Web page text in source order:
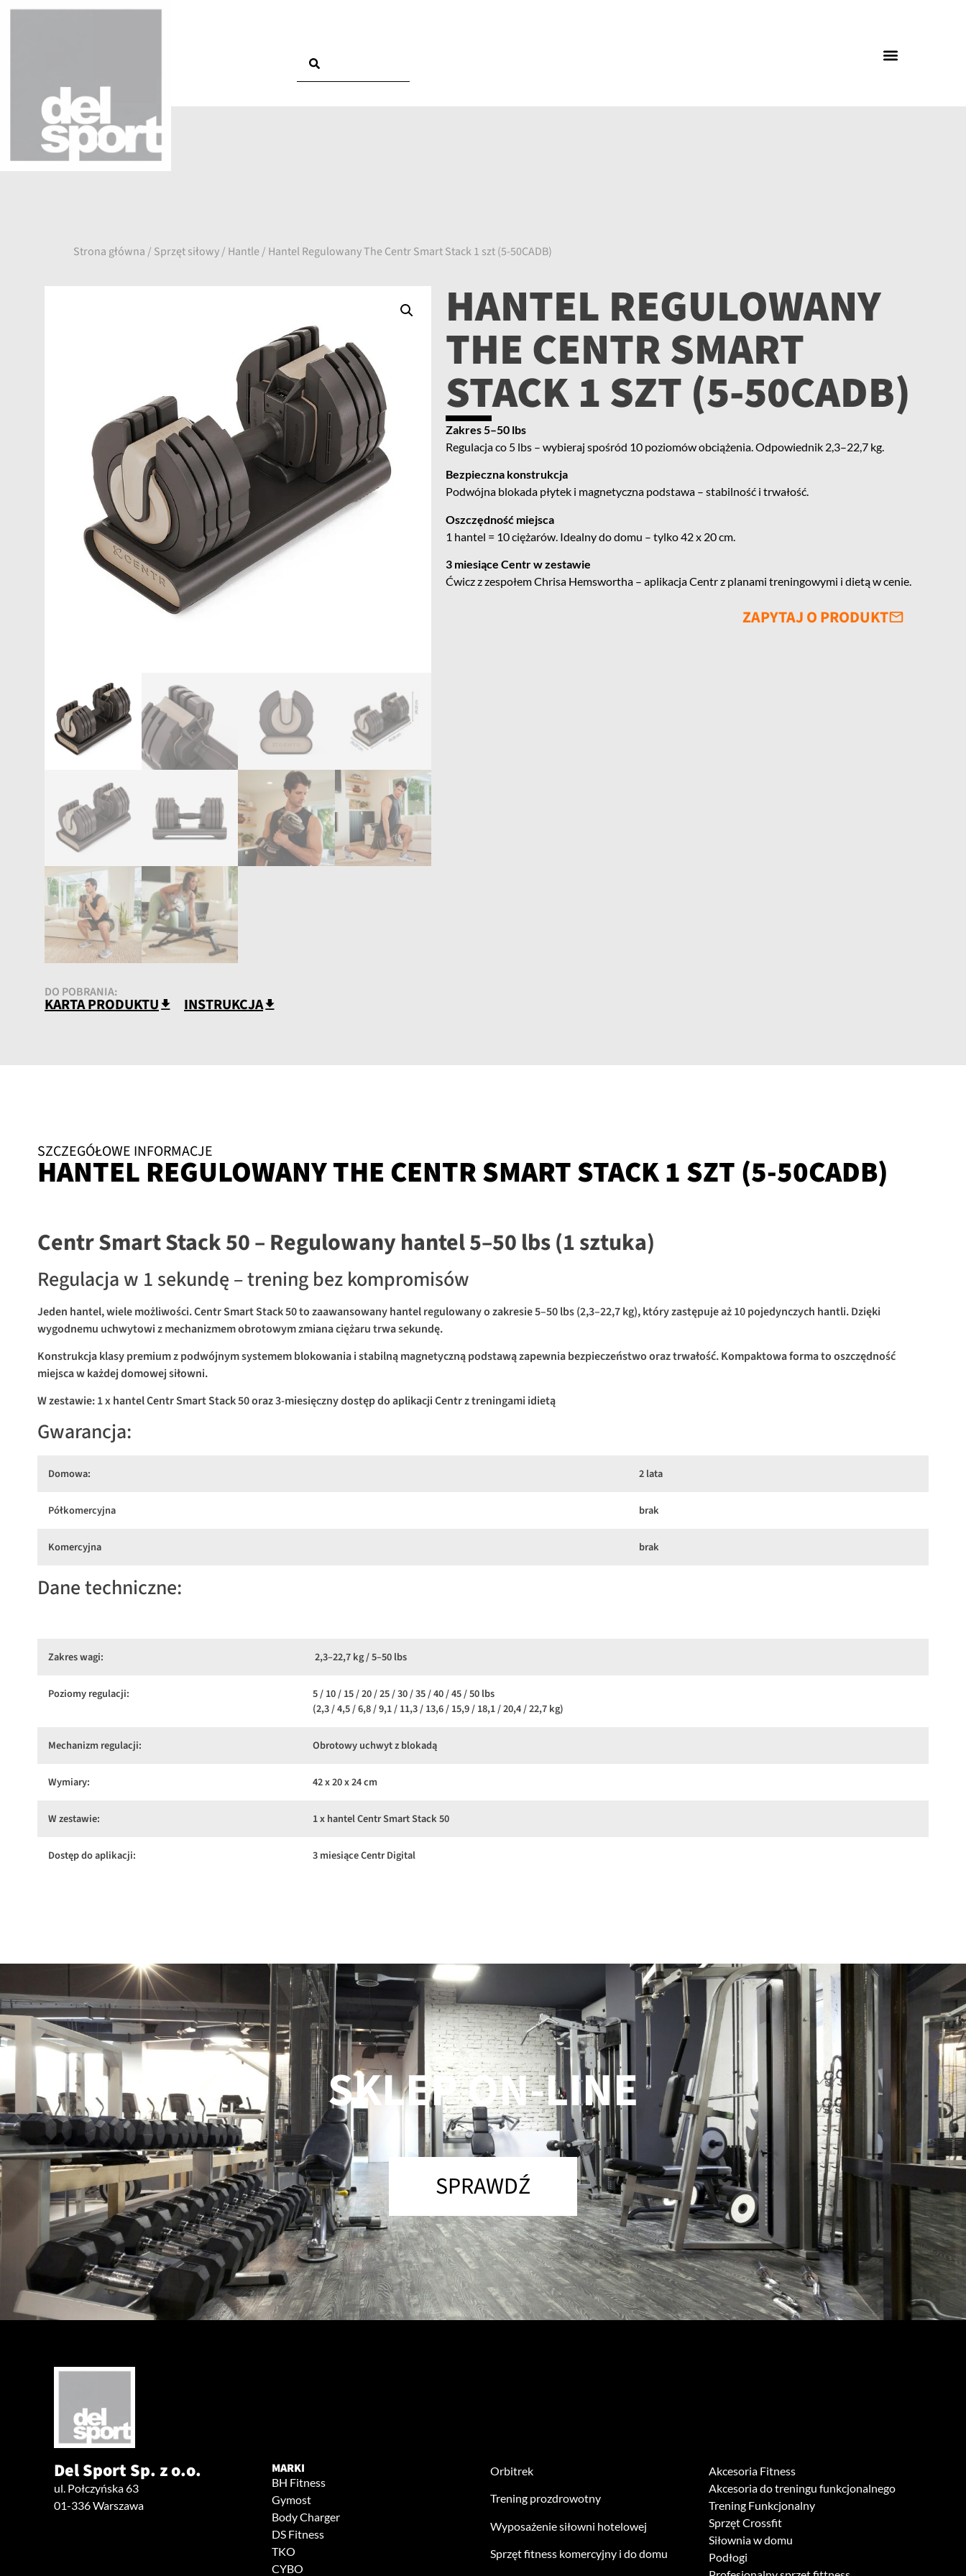
Strona główna / Sprzęt siłowy/ Hantle/ Hantel Regulowany The Centr Smart Stack 1 szt (5-50CADB)
DO POBRANIA:
KARTA PRODUKTU INSTRUKCJA
HANTEL REGULOWANY
THE CENTR SMART
STACK 1 SZT (5-50CADB)
Zakres 5–50 lbs
Regulacja co 5 lbs – wybieraj spośród 10 poziomów obciążenia. Odpowiednik 2,3–22,7 kg.
Bezpieczna konstrukcja
Podwójna blokada płytek i magnetyczna podstawa – stabilność i trwałość.
Oszczędność miejsca
1 hantel = 10 ciężarów. Idealny do domu – tylko 42 x 20 cm.
3 miesiące Centr w zestawie
Ćwicz z zespołem Chrisa Hemswortha – aplikacja Centr z planami treningowymi i dietą w cenie.
ZAPYTAJ O PRODUKT
SZCZEGÓŁOWE INFORMACJE
HANTEL REGULOWANY THE CENTR SMART STACK 1 SZT (5-50CADB)
Centr Smart Stack 50 – Regulowany hantel 5–50 lbs (1 sztuka)
Regulacja w 1 sekundę – trening bez kompromisów
Jeden hantel, wiele możliwości. Centr Smart Stack 50 to zaawansowany hantel regulowany o zakresie 5–50 lbs (2,3–22,7 kg), który zastępuje aż 10 pojedynczych hantli. Dzięki
wygodnemu uchwytowi z mechanizmem obrotowym zmiana ciężaru trwa sekundę.
Konstrukcja klasy premium z podwójnym systemem blokowania i stabilną magnetyczną podstawą zapewnia bezpieczeństwo oraz trwałość. Kompaktowa forma to oszczędność
miejsca w każdej domowej siłowni.
W zestawie: 1 x hantel Centr Smart Stack 50 oraz 3-miesięczny dostęp do aplikacji Centr z treningami idietą
Gwarancja:
Domowa: 2 lata
Półkomercyjna brak
Komercyjna brak
Dane techniczne:
Zakres wagi: 2,3–22,7 kg / 5–50 lbs
Poziomy regulacji:
5 / 10 / 15 / 20 / 25 / 30 / 35 / 40 / 45 / 50 lbs
(2,3 / 4,5 / 6,8 / 9,1 / 11,3 / 13,6 / 15,9 / 18,1 / 20,4 / 22,7 kg)
Mechanizm regulacji: Obrotowy uchwyt z blokadą
Wymiary: 42 x 20 x 24 cm
W zestawie: 1 x hantel Centr Smart Stack 50
Dostęp do aplikacji: 3 miesiące Centr Digital
SKLEP ON-LINE
SPRAWDŹ
Del Sport Sp. z o.o.
ul. Połczyńska 63
01-336 Warszawa
MARKI
BH Fitness
Gymost
Body Charger
DS Fitness
TKO
CYBO
Orbitrek
Trening prozdrowotny
Wyposażenie siłowni hotelowej
Sprzęt fitness komercyjny i do domu
Akcesoria Fitness
Akcesoria do treningu funkcjonalnego
Trening Funkcjonalny
Sprzęt Crossfit
Siłownia w domu
Podłogi